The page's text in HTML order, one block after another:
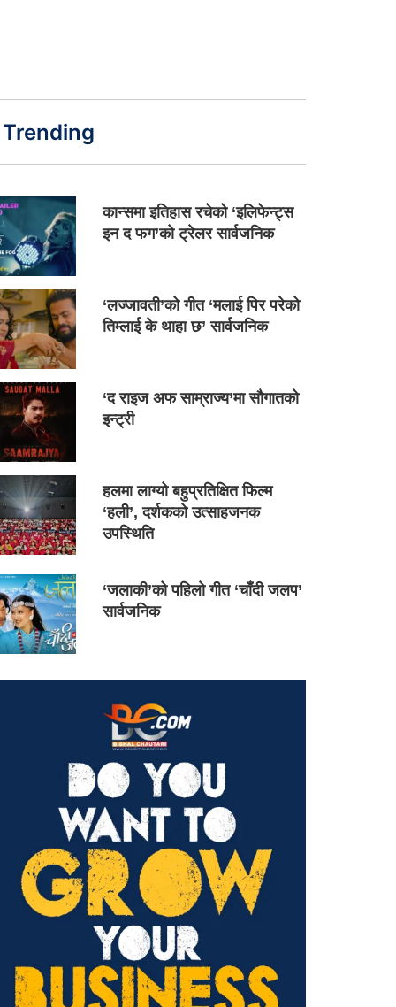
Trending
कान्समा इतिहास रचेको ‘इलिफेन्ट्स
इन द फग’को ट्रेलर सार्वजनिक
‘लज्जावती’को गीत ‘मलाई पिर परेको
तिम्लाई के थाहा छ’ सार्वजनिक
‘द राइज अफ साम्राज्य’मा सौगातको
इन्ट्री
हलमा लाग्यो बहुप्रतिक्षित फिल्म
‘हली’, दर्शकको उत्साहजनक
उपस्थिति
‘जलाकी’को पहिलो गीत ‘चाँदी जलप’
सार्वजनिक